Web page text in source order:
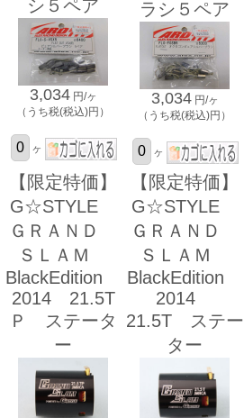
シ５ペア
3,034 円/ヶ
（うち税(税込)円）
ヶ
ラシ５ペア
3,034 円/ヶ
（うち税(税込)円）
ヶ
【限定特価】
G☆STYLE
ＧＲＡＮＤ
ＳＬＡＭ
BlackEdition
2014 21.5T
Ｐ ステータ
ー
【限定特価】
G☆STYLE
ＧＲＡＮＤ
ＳＬＡＭ
BlackEdition
2014
21.5T ステー
ター